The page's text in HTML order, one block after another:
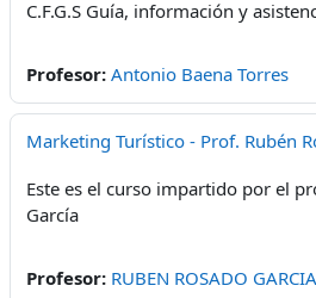
C.F.G.S Guía, información y
Profesor: Antonio Baena Torres
Marketing Turístico - Prof. Rubén
Este es el curso impartido por el
García
Profesor: RUBEN ROSADO GARCIA